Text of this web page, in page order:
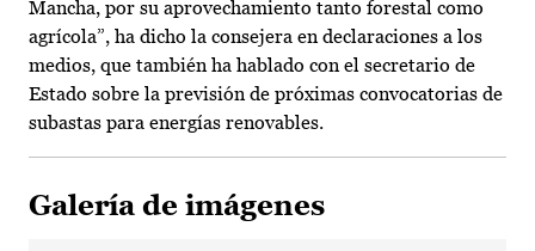
Mancha, por su aprovechamiento tanto forestal como
agrícola”, ha dicho la consejera en declaraciones a los
medios, que también ha hablado con el secretario de
Estado sobre la previsión de próximas convocatorias de
subastas para energías renovables.
Galería de imágenes